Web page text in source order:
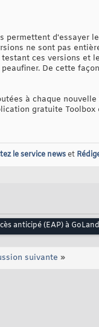
permettent d'essayer
ne sont pas
ces versions et
De cette
à chaque
gratuite
le service newset
anticipé (EAP) à
suivante »